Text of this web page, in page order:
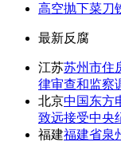
高空抛下菜刀
最新反腐
江苏苏州市住
律审查和监察
北京中国东方
致远接受中央
福建福建省泉